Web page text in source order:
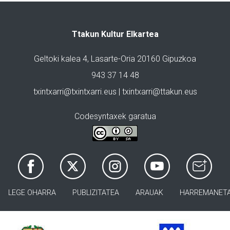
Ttakun Kultur Elkartea
Geltoki kalea 4, Lasarte-Oria 20160 Gipuzkoa
943 37 14 48
txintxarri@txintxarri.eus | txintxarri@ttakun.eus
Codesyntaxek garatua
LEGE OHARRA PUBLIZITATEA ARAUAK